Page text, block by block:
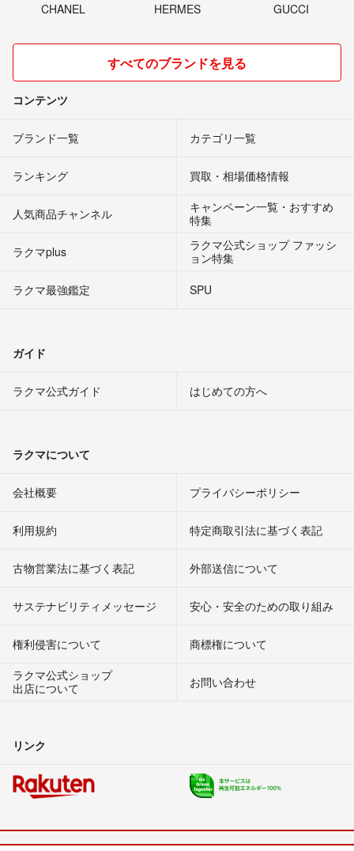
CHANEL HERMES GUCCI
すべてのブランドを見る
コンテンツ
ブランド一覧 カテゴリ一覧
ランキング 買取・相場価格情報
人気商品チャンネル
キャンペーン一覧・おすすめ
特集
ラクマplus
ラクマ公式ショップ ファッシ
ョン特集
ラクマ最強鑑定
SPU
ガイド
ラクマ公式ガイド はじめての方へ
ラクマについて
会社概要 プライバシーポリシー
利用規約 特定商取引法に基づく表記
古物営業法に基づく表記 外部送信について
サステナビリティメッセージ 安心・安全のための取り組み
権利侵害について
商標権について
ラクマ公式ショップ
出店について
お問い合わせ
リンク